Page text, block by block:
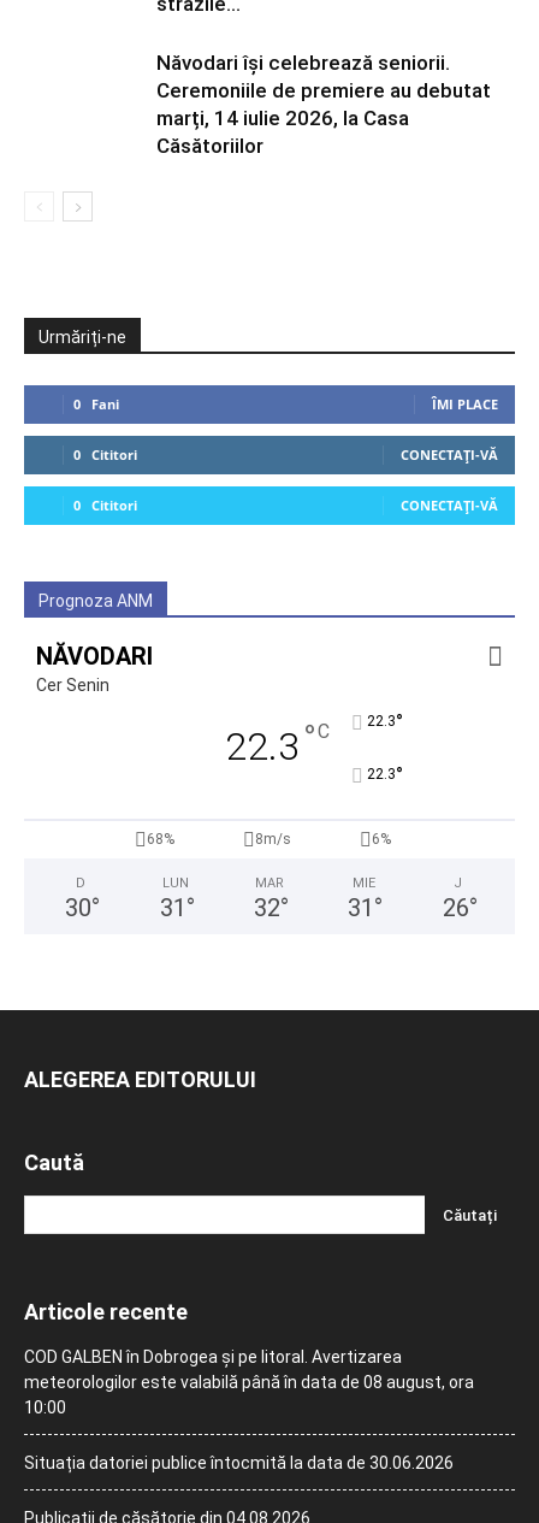
Năvodari își celebrează seniorii.
Ceremoniile de premiere au debutat
marți, 14 iulie 2026, la Casa
Căsătoriilor
Urmăriți-ne
0 Fani ÎMI PLACE
0 Cititori CONECTAȚI-VĂ
0 Cititori CONECTAȚI-VĂ
Prognoza ANM
NĂVODARI
Cer Senin
22.3 °C 22.3°
22.3°
68% 8m/s 6%
D
30°
LUN
31 °
MAR
32°
MIE
31 °
J
26°
ALEGEREA EDITORULUI
Caută
Articole recente
COD GALBEN în Dobrogea și pe litoral. Avertizarea
meteorologilor este valabilă până în data de 08 august, ora
10:00
Situația datoriei publice întocmită la data de 30.06.2026
Publicații de căsătorie din 04.08.2026